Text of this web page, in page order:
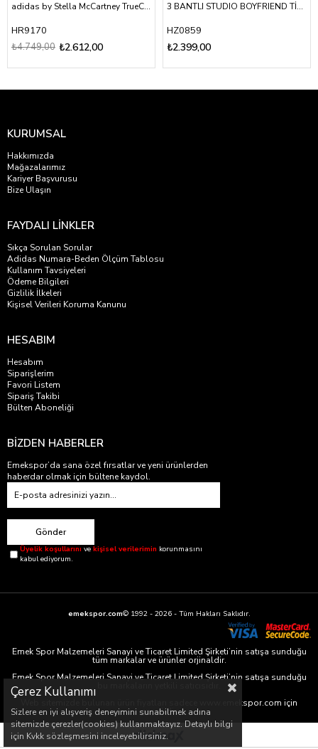
adidas by Stella McCartney TrueCasuals Regular Sportswear Tişört
HR9170
₺2.612,00
₺4.749,00
3 BANTLI STUDIO BOYFRIEND TİŞÖRT
HZ0859
₺2.399,00
KURUMSAL
Hakkımızda
Mağazalarımız
Kariyer Başvurusu
Bize Ulaşın
FAYDALI LİNKLER
Sıkça Sorulan Sorular
Adidas Numara-Beden Ölçüm Tablosu
Kullanım Tavsiyeleri
Ödeme Bilgileri
Gizlilik İlkeleri
Kişisel Verileri Koruma Kanunu
HESABIM
Hesabım
Siparişlerim
Favori Listem
Sipariş Takibi
Bülten Aboneliği
BİZDEN HABERLER
Emekspor’da sana özel fırsatlar ve yeni ürünlerden
haberdar olmak için bültene kaydol.
Gönder
Üyelik koşullarını ve kişisel verilerimin korunmasını
kabul ediyorum.
emekspor.com© 1992 - 2026 - Tüm Hakları Saklıdır.
Emek Spor Malzemeleri Sanayi ve Ticaret Limited Şirketi’nin satışa sunduğu
tüm markalar ve ürünler orjinaldir.
Emek Spor Malzemeleri Sanayi ve Ticaret Limited Şirketi’nin satışa sunduğu
Web sitemizde bulunan ürün fiyatları sadece www.emekspor.com için
geçerlidir.
Çerez Kullanımı
Sizlere en iyi alışveriş deneyimini sunabilmek adına
sitemizde çerezler(cookies) kullanmaktayız. Detaylı bilgi
için Kvkk sözleşmesini inceleyebilirsiniz.